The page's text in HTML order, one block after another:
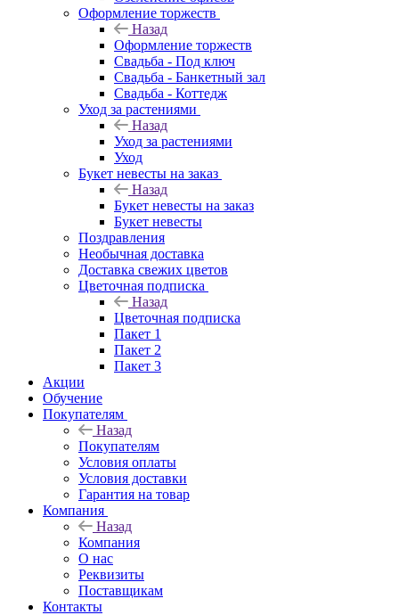
Оформление торжеств
Назад
Оформление торжеств
Свадьба - Под ключ
Свадьба - Банкетный зал
Свадьба - Коттедж
Уход за растениями
Назад
Уход за растениями
Уход
Букет невесты на заказ
Назад
Букет невесты на заказ
Букет невесты
Поздравления
Необычная доставка
Доставка свежих цветов
Цветочная подписка
Назад
Цветочная подписка
Пакет 1
Пакет 2
Пакет 3
Акции
Обучение
Покупателям
Назад
Покупателям
Условия оплаты
Условия доставки
Гарантия на товар
Компания
Назад
Компания
О нас
Реквизиты
Поставщикам
Контакты